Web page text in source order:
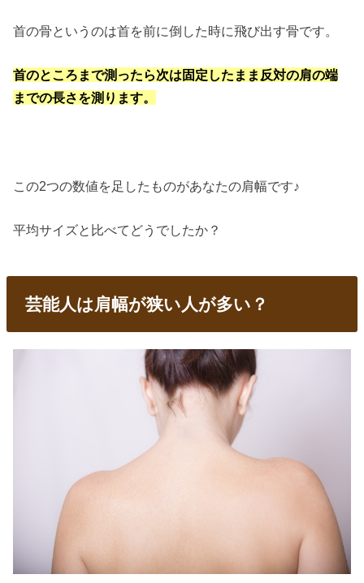
首の骨というのは首を前に倒した時に飛び出す骨です。
首のところまで測ったら次は固定したまま反対の肩の端
までの長さを測ります。
この2つの数値を足したものがあなたの肩幅です♪
平均サイズと比べてどうでしたか？
芸能人は肩幅が狭い人が多い？